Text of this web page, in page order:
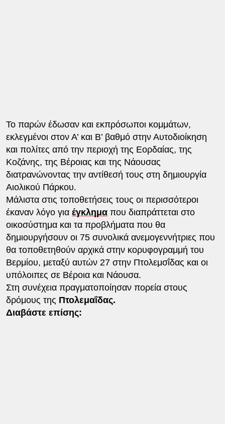
Το παρών έδωσαν και εκπρόσωποι κομμάτων,
εκλεγμένοι στον Α’ και Β’ βαθμό στην Αυτοδιοίκηση
και πολίτες από την περιοχή της Εορδαίας, της
Κοζάνης, της Βέροιας και της Νάουσας
διατρανώνοντας την αντίθεσή τους στη δημιουργία
Αιολικού Πάρκου.
Μάλιστα στις τοποθετήσεις τους οι περισσότεροι
έκαναν λόγο για έγκλημαπου διαπράττεται στο
οικοσύστημα και τα προβλήματα που θα
δημιουργήσουν οι 75 συνολικά ανεμογεννήτριες που
θα τοποθετηθούν αρχικά στην κορυφογραμμή του
Βερμίου, μεταξύ αυτών 27 στην Πτολεμσΐδας και οι
υπόλοιπες σε Βέροια και Νάουσα.
Στη συνέχεια πραγματοποίησαν πορεία στους
δρόμους της Πτολεμαΐδας.
Διαβάστε επίσης: